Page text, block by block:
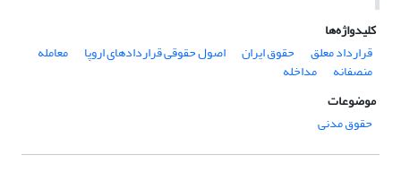
کلیدواژه‌ها
قرارداد معلق
حقوق ایران اصول حقوقی قراردادهای اروپا معامله
منصفانه
مداخله
موضوعات
حقوق مدنی